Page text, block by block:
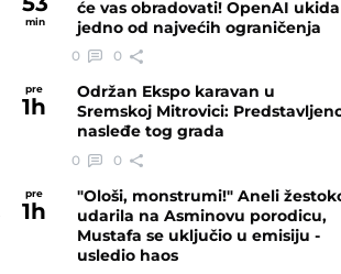
min
će vas obradovati! OpenAI ukida
jedno od najvećih ograničenja
0 0
pre
1h
Održan Ekspo karavan u
Sremskoj Mitrovici:
nasleđe tog grada
0 0
pre
1h
"Ološi, monstrumi!" Aneli
udarila na Asminovu porodicu,
Mustafa se uključio u emisiju -
usledio haos